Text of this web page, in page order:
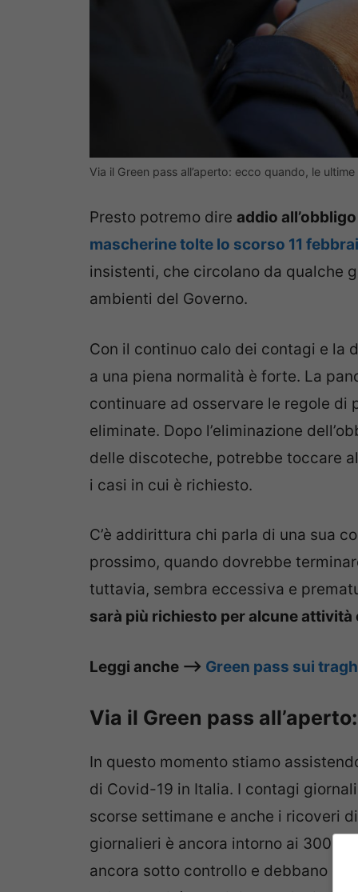
Via il Green pass all’aperto: ecco quando, le
Presto potremo dire addio
mascherine tolte lo scorso 11
insistenti, che circolano da qualche
ambienti del Governo.
Con il continuo calo dei contagi e la
a una piena normalità è forte. La
continuare ad osservare le regole di
eliminate. Dopo l’eliminazione
delle discoteche, potrebbe toccare
i casi in cui è richiesto.
C’è addirittura chi parla di una sua
prossimo, quando dovrebbe
tuttavia, sembra eccessiva e
sarà più richiesto per alcune attività
Leggi anche –> Green pass sui
Via il Green pass
In questo momento stiamo
di Covid-19 in Italia. I contagi
scorse settimane e anche i ricoveri
giornalieri è ancora intorno ai 300
ancora sotto controllo e debbano